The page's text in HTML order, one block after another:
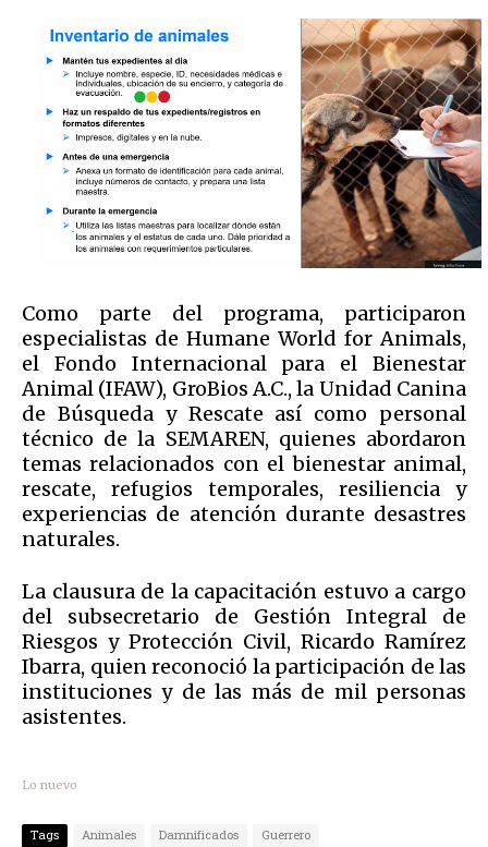
Como parte del programa, participaron
especialistas de Humane World for Animals,
el Fondo Internacional para el Bienestar
Animal (IFAW), GroBios A.C., la Unidad Canina
de Búsqueda y Rescate así como personal
técnico de la SEMAREN, quienes abordaron
temas relacionados con el bienestar animal,
rescate, refugios temporales, resiliencia y
experiencias de atención durante desastres
naturales.
La clausura de la capacitación estuvo a cargo
del subsecretario de Gestión Integral de
Riesgos y Protección Civil, Ricardo Ramírez
Ibarra, quien reconoció la participación de las
instituciones y de las más de mil personas
asistentes.
Lo nuevo
Tags Animales Damnificados Guerrero